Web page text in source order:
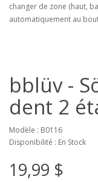
changer de zone (haut,
automatiquement au
bblüv -
dent 2
Modèle : B0116
Disponibilité : En Stock
19,99 $